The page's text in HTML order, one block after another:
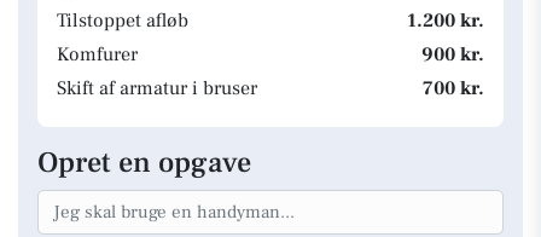
Tilstoppet afløb
1.200 kr.
Komfurer
900 kr.
Skift af armatur i bruser
700 kr.
Opret en opgave